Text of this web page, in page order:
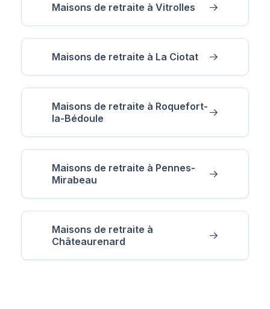
Maisons de retraite à Vitrolles
Maisons de retraite à La Ciotat
Maisons de retraite à Roquefort-
la-Bédoule
Maisons de retraite à Pennes-
Mirabeau
Maisons de retraite à
Châteaurenard